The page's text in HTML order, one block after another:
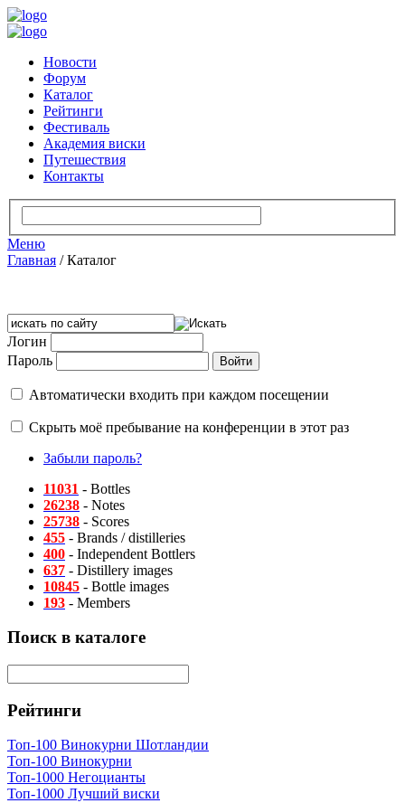
Новости
Форум
Каталог
Рейтинги
Фестиваль
Академия виски
Путешествия
Контакты
Меню
Главная /Каталог
Логин
Пароль
Автоматически входить при каждом посещении
Скрыть моё пребывание на конференции в этот раз
Забыли пароль?
11031 - Bottles
26238 - Notes
25738 - Scores
455 - Brands / distilleries
400 - Independent Bottlers
637 - Distillery images
10845 - Bottle images
193 - Members
Поиск в каталоге
Рейтинги
Топ-100 Винокурни Шотландии
Топ-100 Винокурни
Топ-1000 Негоцианты
Топ-1000 Лучший виски